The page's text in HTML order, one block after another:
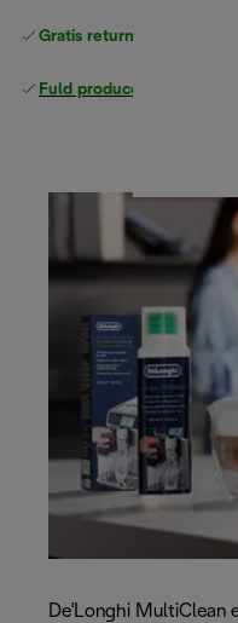
Gratis returneringer
Fuld producentgaranti
De'Longhi MultiClean